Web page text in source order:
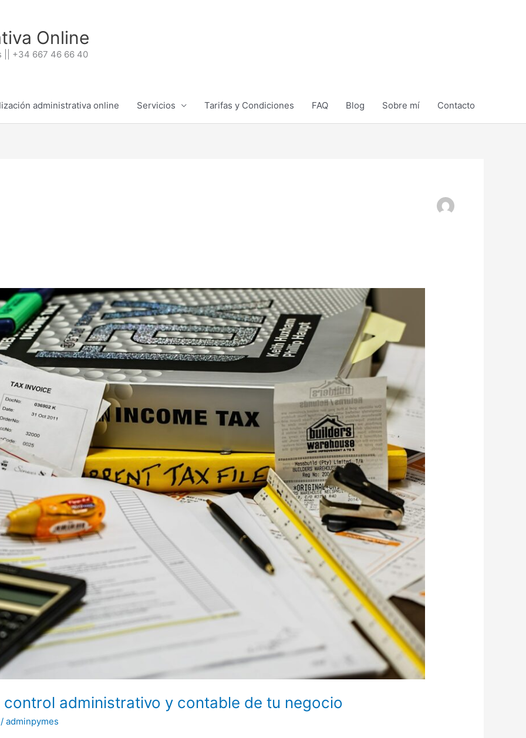
Online
|| +34 667 46 66 40
administrativa online Servicios Tarifas y Condiciones FAQ Blog Sobre mí Contacto
control administrativo y contable de tu negocio
/adminpymes